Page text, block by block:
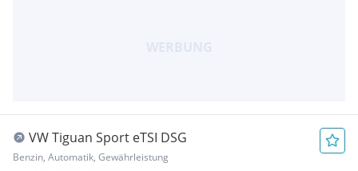
VW Tiguan Sport eTSI DSG
Benzin, Automatik, Gewährleistung